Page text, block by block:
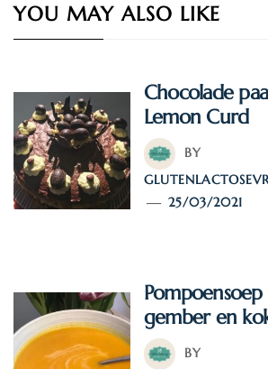
YOU MAY ALSO LIKE
Chocolade
Lemon Curd
BY
25/03/2021
gember en
BY